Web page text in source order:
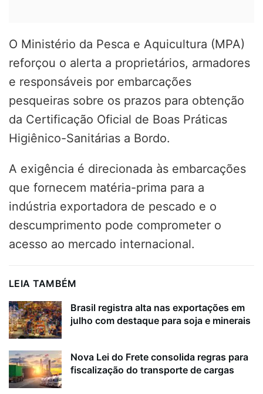
O Ministério da Pesca e Aquicultura (MPA)
reforçou o alerta a proprietários, armadores
e responsáveis por embarcações
pesqueiras sobre os prazos para obtenção
da Certificação Oficial de Boas Práticas
Higiênico-Sanitárias a Bordo.
A exigência é direcionada às embarcações
que fornecem matéria-prima para a
indústria exportadora de pescado e o
descumprimento pode comprometer o
acesso ao mercado internacional.
LEIA TAMBÉM
Brasil registra alta nas exportações em
julho com destaque para soja e minerais
Nova Lei do Frete consolida regras para
fiscalização do transporte de cargas